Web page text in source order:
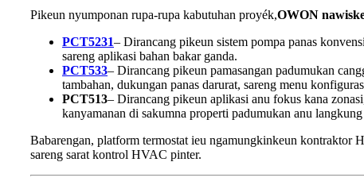
Pikeun nyumponan rupa-rupa kabutuhan proyék,OWON
PCT5231– Dirancang pikeun sistem pompa panas
sareng aplikasi bahan bakar ganda.
PCT533– Dirancang pikeun pamasangan padumukan
tambahan, dukungan panas darurat, sareng menu
PCT513– Dirancang pikeun aplikasi anu fokus kana
kanyamanan di sakumna properti padumukan anu langkung
Babarengan, platform termostat ieu ngamungkinkeun kontraktor
sareng sarat kontrol HVAC pinter.